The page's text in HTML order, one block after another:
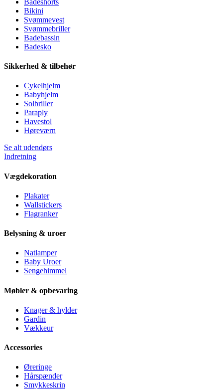
Bikini
Svømmevest
Svømmebriller
Badebassin
Badesko
Sikkerhed & tilbehør
Cykelhjelm
Babyhjelm
Solbriller
Paraply
Havestol
Høreværn
Se alt udendørs
Indretning
Vægdekoration
Plakater
Wallstickers
Flagranker
Belysning & uroer
Natlamper
Baby Uroer
Sengehimmel
Møbler & opbevaring
Knager & hylder
Gardin
Vækkeur
Accessories
Øreringe
Hårspænder
Smykkeskrin